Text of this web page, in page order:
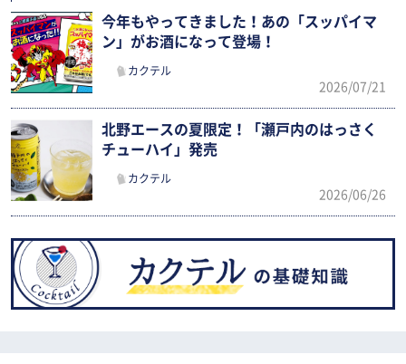
今年もやってきました！あの「スッパイマ
ン」がお酒になって登場！
カクテル
2026/07/21
北野エースの夏限定！「瀬戸内のはっさく
チューハイ」発売
カクテル
2026/06/26